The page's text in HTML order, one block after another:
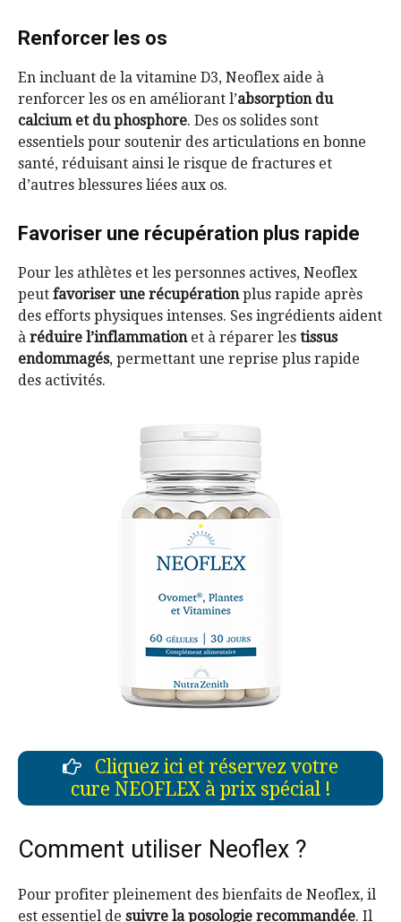
Renforcer les os
En incluant de la vitamine D3, Neoflex aide à
renforcer les os en améliorant l’absorption du
calcium et du phosphore. Des os solides sont
essentiels pour soutenir des articulations en bonne
santé, réduisant ainsi le risque de fractures et
d’autres blessures liées aux os.
Favoriser une récupération plus rapide
Pour les athlètes et les personnes actives, Neoflex
peut favoriser une récupérationplus rapide après
des efforts physiques intenses. Ses ingrédients aident
à réduire l’inflammationet à réparer les tissus
endommagés, permettant une reprise plus rapide
des activités.
Cliquez ici et réservez votre
cure NEOFLEX à prix spécial !
Comment utiliser Neoflex ?
Pour profiter pleinement des bienfaits de Neoflex, il
est essentiel de suivre la posologie recommandée. Il